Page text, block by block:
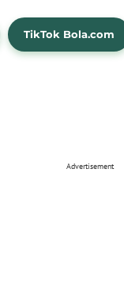
TikTok Bola.com
Advertisement